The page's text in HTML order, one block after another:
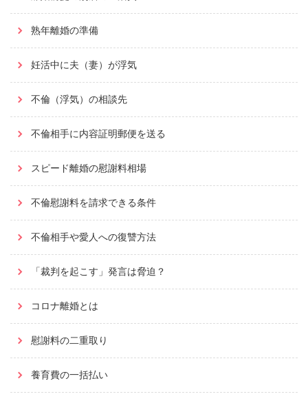
熟年離婚の準備
妊活中に夫（妻）が浮気
不倫（浮気）の相談先
不倫相手に内容証明郵便を送る
スピード離婚の慰謝料相場
不倫慰謝料を請求できる条件
不倫相手や愛人への復讐方法
「裁判を起こす」発言は脅迫？
コロナ離婚とは
慰謝料の二重取り
養育費の一括払い